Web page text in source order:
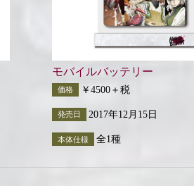
モバイルバッテリー
価格 ￥4500＋税
発売日 2017年12月15日
本体仕様 全1種